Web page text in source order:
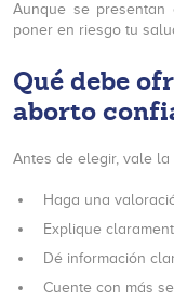
Aunque se presentan
poner en riesgo tu
Qué debe
aborto
Antes de elegir, vale
Haga una
Explique
Dé información
Cuente con más